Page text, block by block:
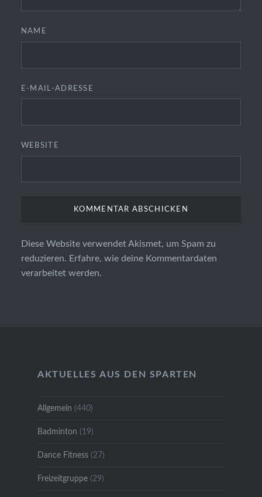
NAME
E-MAIL-ADRESSE
WEBSITE
Diese Website verwendet Akismet, um Spam zu
reduzieren. Erfahre, wie deine Kommentardaten
verarbeitet werden.
AKTUELLES AUS DEN SPARTEN
Allgemein (440)
Badminton (19)
Dance Fitness(27)
Freizeitgruppe(29)